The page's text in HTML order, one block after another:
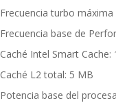
Frecuencia turbo
Frecuencia base de
Caché Intel Smart Cache:
Caché L2 total: 5 MB
Potencia base del